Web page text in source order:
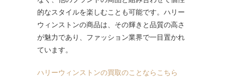
的なスタイルを楽しむことも可能です。ハリー
ウィンストンの商品は、その輝きと品質の高さ
が魅力であり、ファッション業界で一目置かれ
ています。
ハリーウィンストンの買取のことならこちら